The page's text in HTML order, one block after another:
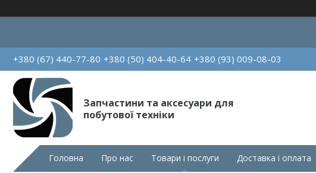
+380 (67) 440-77-80 +380 (50) 404-40-64 +380 (93) 009-08-03
Запчастини та аксесуари для
побутової техніки
Головна Про нас Товари і послуги Доставка і оплата